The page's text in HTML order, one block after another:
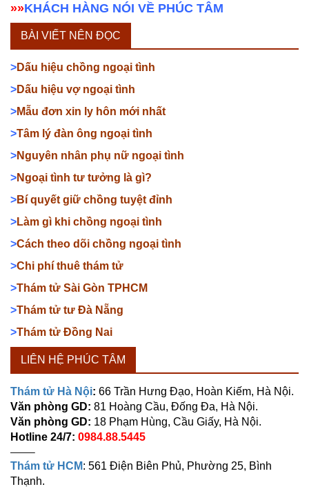
»»KHÁCH HÀNG NÓI VỀ PHÚC TÂM
BÀI VIẾT NÊN ĐỌC
>Dấu hiệu chồng ngoại tình
>Dấu hiệu vợ ngoại tình
>Mẫu đơn xin ly hôn mới nhất
>Tâm lý đàn ông ngoại tình
>Nguyên nhân phụ nữ ngoại tình
>Ngoại tình tư tưởng là gì?
>Bí quyết giữ chồng tuyệt đỉnh
>Làm gì khi chồng ngoại tình
>Cách theo dõi chồng ngoại tình
>Chi phí thuê thám tử
>Thám tử Sài Gòn TPHCM
>Thám tử tư Đà Nẵng
>Thám tử Đồng Nai
LIÊN HỆ PHÚC TÂM
Thám tử Hà Nội: 66 Trần Hưng Đạo, Hoàn Kiếm, Hà Nội.
Văn phòng GD: 81 Hoàng Cầu, Đống Đa, Hà Nội.
Văn phòng GD: 18 Phạm Hùng, Cầu Giấy, Hà Nội.
Hotline 24/7: 0984.88.5445
——–
Thám tử HCM: 561 Điện Biên Phủ, Phường 25, Bình
Thạnh.